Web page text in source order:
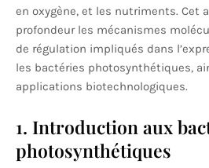
en oxygène, et les nutriments. Cet
profondeur les mécanismes
de régulation impliqués dans
les bactéries photosynthétiques,
applications biotechnologiques.
1. Introduction aux
photosynthétiques